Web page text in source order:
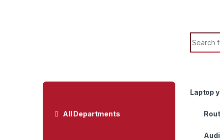
Search
All Departments
Laptop